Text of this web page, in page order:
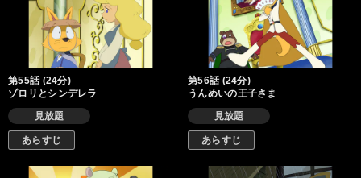
第55話 (24分)
ゾロリとシンデレラ
見放題
あらすじ
第56話 (24分)
うんめいの王子さま
見放題
あらすじ